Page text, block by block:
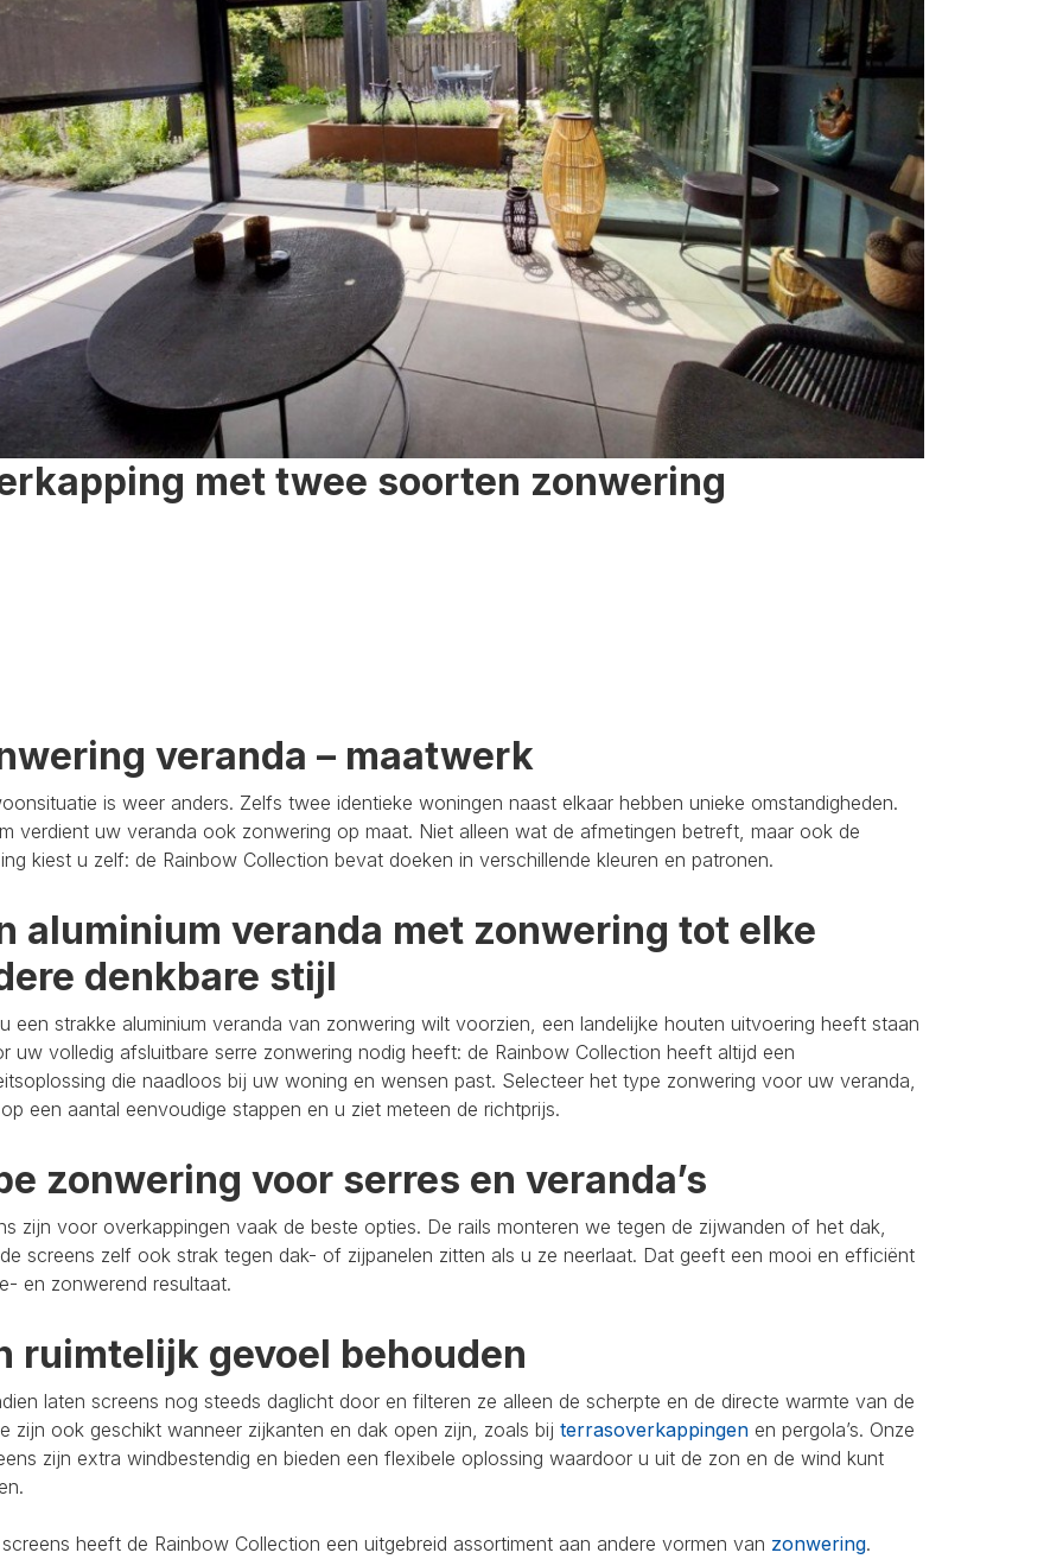
met twee soorten zonwering
veranda – maatwerk
is weer anders. Zelfs twee identieke woningen naast elkaar hebben unieke omstandigheden.
verdient uw veranda ook zonwering op maat. Niet alleen wat de afmetingen betreft, maar ook de
kiest u zelf: de Rainbow Collection bevat doeken in verschillende kleuren en patronen.
aluminium veranda met zonwering tot elke
denkbare stijl
een strakke aluminium veranda van zonwering wilt voorzien, een landelijke houten uitvoering heeft staan
uw volledig afsluitbare serre zonwering nodig heeft: de Rainbow Collection heeft altijd een
die naadloos bij uw woning en wensen past. Selecteer het type zonwering voor uw veranda,
een aantal eenvoudige stappen en u ziet meteen de richtprijs.
zonwering voor serres en veranda’s
zijn voor overkappingen vaak de beste opties. De rails monteren we tegen de zijwanden of het dak,
screens zelf ook strak tegen dak- of zijpanelen zitten als u ze neerlaat. Dat geeft een mooi en efficiënt
en zonwerend resultaat.
ruimtelijk gevoel behouden
laten screens nog steeds daglicht door en filteren ze alleen de scherpte en de directe warmte van de
zijn ook geschikt wanneer zijkanten en dak open zijn, zoals bij terrasoverkappingen en pergola’s. Onze
zijn extra windbestendig en bieden een flexibele oplossing waardoor u uit de zon en de wind kunt
heeft de Rainbow Collection een uitgebreid assortiment aan andere vormen van zonwering.